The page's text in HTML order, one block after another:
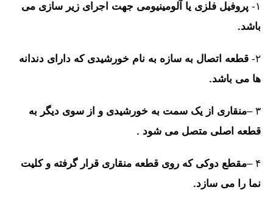
۱-
پروفیل فلزی یا آلومینیومی جهت اجرای زیر سازی می
باشد.
۲- قطعه اتصال به سازه به نام خورشیدی که دارای دندانه
ها می باشد.
۳ –
منقاری از یک سمت به خورشیدی و از سوی دیگر به
قطعه اصلی متصل می شود .
۴ –
مقطع دوکی که روی قطعه منقاری قرار گرفته و کلیت
نما را می سازد.